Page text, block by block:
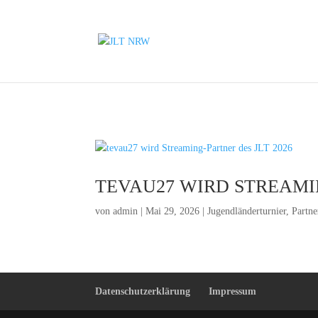
TEVAU27 WIRD
vonadmin |Mai 29, 2026 |Jugendländerturnier,
Datenschutzerklärung Impressum